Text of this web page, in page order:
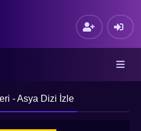
- Asya Dizi İzle